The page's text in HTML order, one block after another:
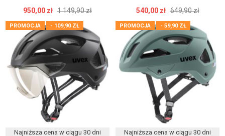
950,00 zł 1 149,90 zł 540,00 zł 649,90 zł
PROMOCJA - 109,90 ZŁ
Najniższa cena w ciągu 30 dni
PROMOCJA - 59,90 ZŁ
Najniższa cena w ciągu 30 dni